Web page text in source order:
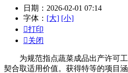
日期：2026-02-01 07:14
字体： [大] [小]
打印
关闭
为规范指点蔬菜成品出产许可工
契合取适用价值。获得特等的项目